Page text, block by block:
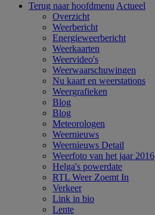
Terug naar hoofdmenu Actueel
Overzicht
Weerbericht
Energieweerbericht
Weerkaarten
Weervideo's
Weerwaarschuwingen
Nu kaart en weerstations
Weergrafieken
Blog
Blog
Meteorologen
Weernieuws
Weernieuws Detail
Weerfoto van het jaar 2016
Helga's powerdate
RTL Weer Zoemt In
Verkeer
Link in bio
Lente